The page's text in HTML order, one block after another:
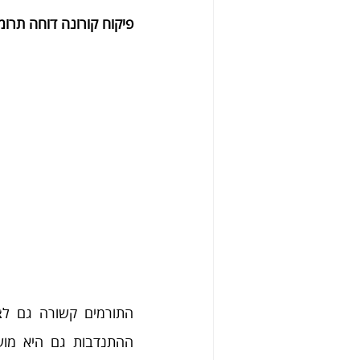
פיקוח קורונה דוחה